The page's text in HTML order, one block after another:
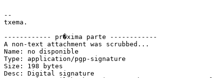
--
txema.
------------ pr�xima parte ------------
A non-text attachment was scrubbed...
Name: no disponible
Type: application/pgp-signature
Size: 198 bytes
Desc: Digital signature